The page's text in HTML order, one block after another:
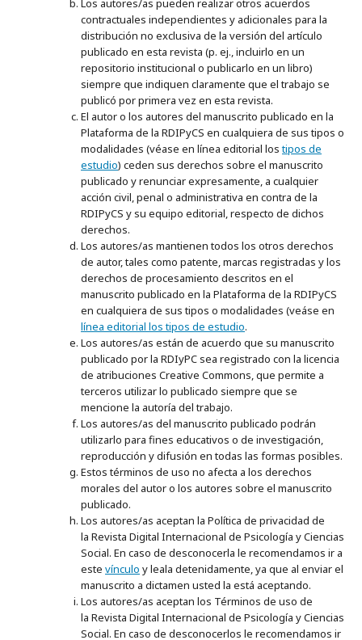
Los autores/as pueden realizar otros acuerdos
contractuales independientes y adicionales para la
distribución no exclusiva de la versión del artículo
publicado en esta revista (p. ej., incluirlo en un
repositorio institucional o publicarlo en un libro)
siempre que indiquen claramente que el trabajo se
publicó por primera vez en esta revista.
El autor o los autores del manuscrito publicado en la
Plataforma de la RDIPyCS en cualquiera de sus tipos o
modalidades (véase en línea editorial lostipos de
estudio) ceden sus derechos sobre el manuscrito
publicado y renunciar expresamente, a cualquier
acción civil, penal o administrativa en contra de la
RDIPyCS y su equipo editorial, respecto de dichos
derechos.
Los autores/as mantienen todos los otros derechos
de autor, tales como patente, marcas registradas y los
derechos de procesamiento descritos en el
manuscrito publicado en la Plataforma de la RDIPyCS
en cualquiera de sus tipos o modalidades (veáse en
línea editorial los tipos de estudio.
Los autores/as están de acuerdo que su manuscrito
publicado por la RDIyPC sea registrado con la licencia
de atribuciones Creative Commons, que permite a
terceros utilizar lo publicado siempre que se
mencione la autoría del trabajo.
Los autores/as del manuscrito publicado podrán
utilizarlo para fines educativos o de investigación,
reproducción y difusión en todas las formas posibles.
Estos términos de uso no afecta a los derechos
morales del autor o los autores sobre el manuscrito
publicado.
Los autores/as aceptan la Política de privacidad de
la Revista Digital Internacional de Psicología y Ciencias
Social. En caso de desconocerla le recomendamos ir a
este vínculo y leala detenidamente, ya que al enviar el
manuscrito a dictamen usted la está aceptando.
Los autores/as aceptan los Términos de uso de
la Revista Digital Internacional de Psicología y Ciencias
Social. En caso de desconocerlos le recomendamos ir